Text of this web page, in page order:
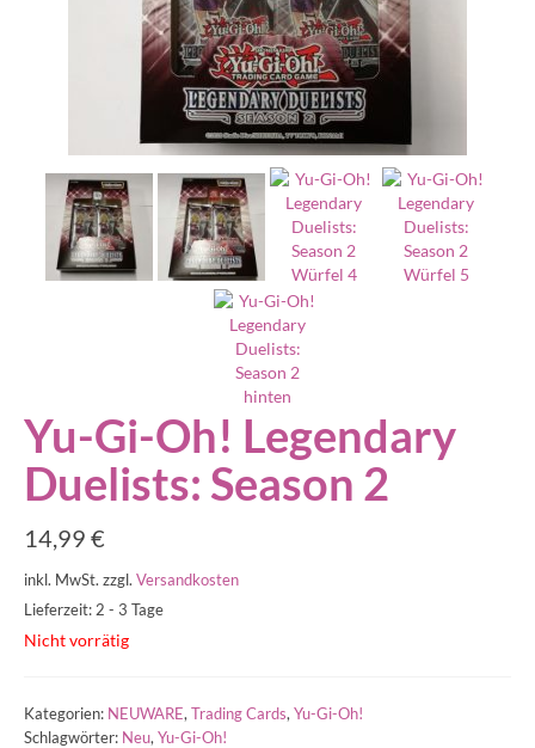
Yu-Gi-Oh! Legendary
Duelists: Season 2
14,99 €
inkl. MwSt. zzgl. Versandkosten
Lieferzeit: 2 - 3 Tage
Nicht vorrätig
Kategorien: NEUWARE, Trading Cards, Yu-Gi-Oh!
Schlagwörter: Neu, Yu-Gi-Oh!